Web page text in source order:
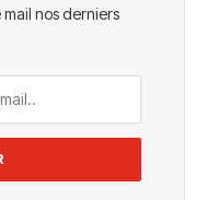
nos derniers